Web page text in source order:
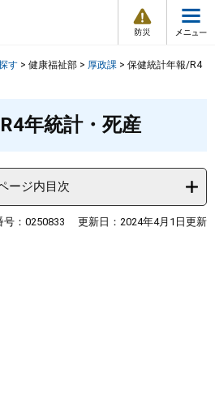
情
報
メ
ュ
サイトマップで探す
す > 健康福祉部 > 厚政課 > 保健統計年報/R4
年統計・死産
ージ内目次
号：0250833 更新日：2024年4月1日更新